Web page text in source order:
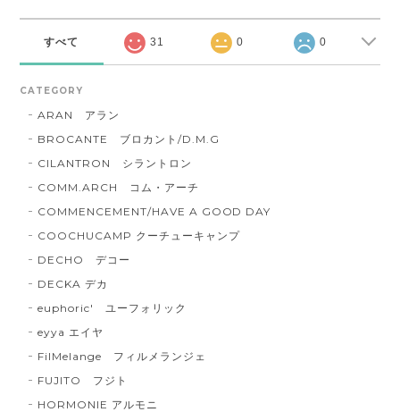
すべて 31 0 0
CATEGORY
ARAN アラン
BROCANTE ブロカント/D.M.G
CILANTRON シラントロン
COMM.ARCH コム・アーチ
COMMENCEMENT/HAVE A GOOD DAY
COOCHUCAMP クーチューキャンプ
DECHO デコー
DECKA デカ
euphoric' ユーフォリック
eyya エイヤ
FilMelange フィルメランジェ
FUJITO フジト
HORMONIE アルモニ